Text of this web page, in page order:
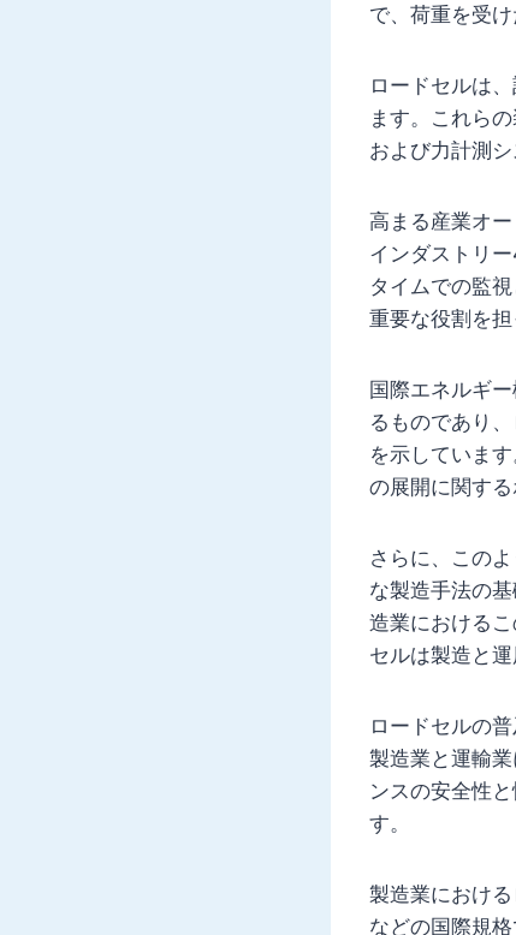
で、荷重を受
ロードセルは
ます。これら
および力計測
高まる産業オ
インダストリ
タイムでの監
重要な役割を担
国際エネルギ
るものであり
を示していま
の展開に関す
さらに、この
な製造手法の
造業における
セルは製造と
ロードセルの
製造業と運輸
ンスの安全性
す。
製造業におけ
などの国際規